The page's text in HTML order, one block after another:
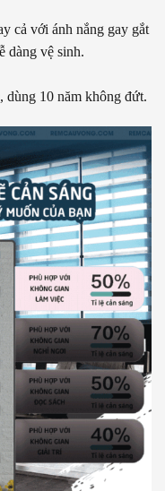
cả với ánh nắng gay gắt
dàng vệ sinh.
dùng 10 năm không đứt.